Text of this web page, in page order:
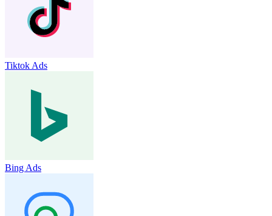
Tiktok Ads
Bing Ads